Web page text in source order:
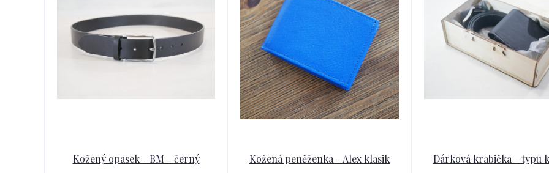
Kožený opasek - BM - černý Kožená peněženka - Alex klasik Dárková krabička - typu